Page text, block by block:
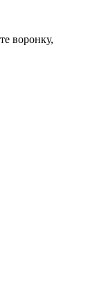
воронку,